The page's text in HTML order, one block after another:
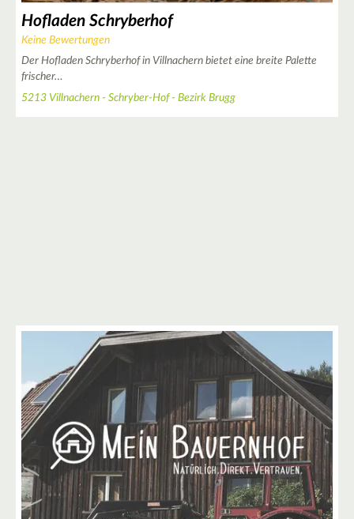
Hofladen Schryberhof
Keine Bewertungen
Der Hofladen Schryberhof in Villnachern bietet eine breite Palette
frischer…
5213 Villnachern - Schryber-Hof - Bezirk Brugg
2